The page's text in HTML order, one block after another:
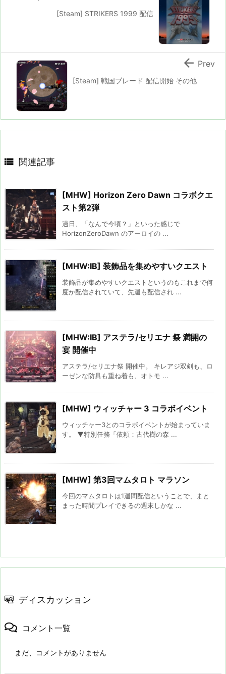
[Steam] STRIKERS 1999 配信
[Steam] 戦国ブレード 配信開始 その他
 Prev
 関連記事
[MHW] Horizon Zero Dawn コラボクエ
スト第2弾
過日、「なんで今頃？」といった感じで
HorizonZeroDawn のアーロイの ...
[MHW:IB] 装飾品を集めやすいクエスト
装飾品が集めやすいクエストというのもこれまで何
度か配信されていて、先週も配信され ...
[MHW:IB] アステラ/セリエナ 祭 満開の
宴 開催中
アステラ/セリエナ祭 開催中。 キレアジ双剣も、ロ
ーゼンな防具も重ね着も、オトモ ...
[MHW] ウィッチャー 3 コラボイベント
ウィッチャー3とのコラボイベントが始まっていま
す。 ▼特別任務「依頼：古代樹の森 ...
[MHW] 第3回マムタロト マラソン
今回のマムタロトは1週間配信ということで、まと
まった時間プレイできるの週末しかな ...
ディスカッション
コメント一覧
まだ、コメントがありません